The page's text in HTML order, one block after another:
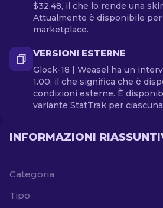
$32.48, il che lo rende una
Attualmente è disponibile
marketplace.
VERSIONI ESTERNE
Glock-18 | Weasel ha un
1.00, il che significa che è
condizioni esterne. È
variante StatTrak per
INFORMAZIONI
Categoria
Tipo